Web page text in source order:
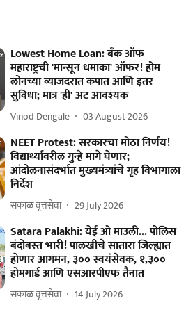
Lowest Home Loan: बँक ऑफ
महाराष्ट्रची 'मान्सून धमाका' ऑफर! होम
लोनच्या व्याजदरात कपात आणि इतर
सुविधा; मात्र 'ही' अट आवश्यक
Vinod Dengale 03 August 2026
NEET Protest: सरकारचा मोठा निर्णय!
विद्यार्थ्यांवरील गुन्हे मागे घेणार;
आंदोलनासंदर्भात मुख्यमंत्र्यांचे गृह विभागाला
निर्देश
सकाळ वृत्तसेवा 29 July 2026
Satara Palakhi: येई ओ माउली... पोलिस
बंदोबस्‍त भारी! पालखीचे सातारा जिल्ह्यात
हाेणार आगमन, ३०० स्वयंसेवक, १,३००
होमगार्ड आणि एसआरपीएफ तैनात
सकाळ वृत्तसेवा 14 July 2026